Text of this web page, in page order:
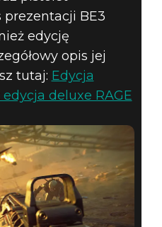
prezentacji BE3
edycję
opis jej
tutaj: Edycja
deluxe RAGE